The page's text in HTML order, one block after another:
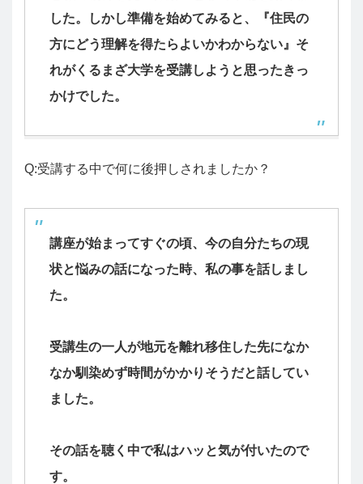
した。しかし準備を始めてみると、『住民の
方にどう理解を得たらよいかわからない』そ
れがくるまざ大学を受講しようと思ったきっ
かけでした。
Q:受講する中で何に後押しされましたか？
講座が始まってすぐの頃、今の自分たちの現
状と悩みの話になった時、私の事を話しまし
た。
受講生の一人が地元を離れ移住した先になか
なか馴染めず時間がかかりそうだと話してい
ました。
その話を聴く中で私はハッと気が付いたので
す。